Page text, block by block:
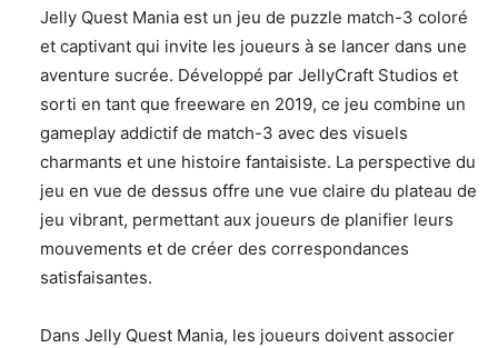
Jelly Quest Mania est un jeu de puzzle match-3 coloré
et captivant qui invite les joueurs à se lancer dans une
aventure sucrée. Développé par JellyCraft Studios et
sorti en tant que freeware en 2019, ce jeu combine un
gameplay addictif de match-3 avec des visuels
charmants et une histoire fantaisiste. La perspective du
jeu en vue de dessus offre une vue claire du plateau de
jeu vibrant, permettant aux joueurs de planifier leurs
mouvements et de créer des correspondances
satisfaisantes.
Dans Jelly Quest Mania, les joueurs doivent associer